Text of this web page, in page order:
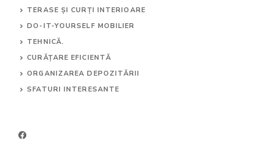
TERASE ȘI CURȚI INTERIOARE
DO-IT-YOURSELF MOBILIER
TEHNICĂ.
CURĂȚARE EFICIENTĂ
ORGANIZAREA DEPOZITĂRII
SFATURI INTERESANTE